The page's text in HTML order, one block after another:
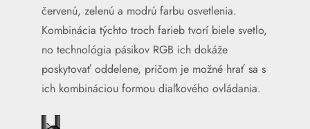
červenú, zelenú a modrú farbu osvetlenia.
Kombinácia týchto troch farieb tvorí biele svetlo,
no technológia pásikov RGB ich dokáže
poskytovať oddelene, pričom je možné hrať sa s
ich kombináciou formou diaľkového ovládania.